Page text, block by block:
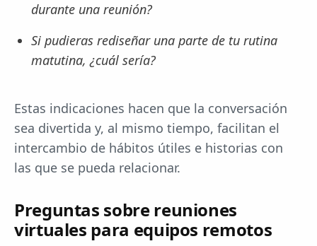
durante una reunión?
Si pudieras rediseñar una parte de tu rutina
matutina, ¿cuál sería?
Estas indicaciones hacen que la conversación
sea divertida y, al mismo tiempo, facilitan el
intercambio de hábitos útiles e historias con
las que se pueda relacionar.
Preguntas sobre reuniones
virtuales para equipos remotos